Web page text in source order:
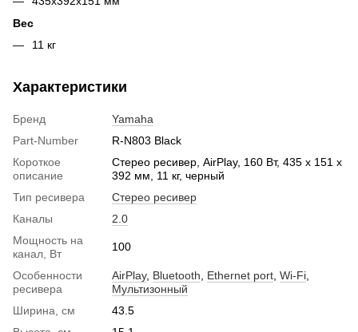
Вес
11 кг
Характеристики
Бренд
Yamaha
Part-Number
R-N803 Black
Короткое
описание
Стерео ресивер, AirPlay, 160 Вт, 435 x 151 x
392 мм, 11 кг, черный
Тип ресивера
Стерео ресивер
Каналы
2.0
Мощность на
канал, Вт
100
Особенности
ресивера
AirPlay, Bluetooth Ethernet port Wi-Fi
Мультизонный
Ширина, см
43.5